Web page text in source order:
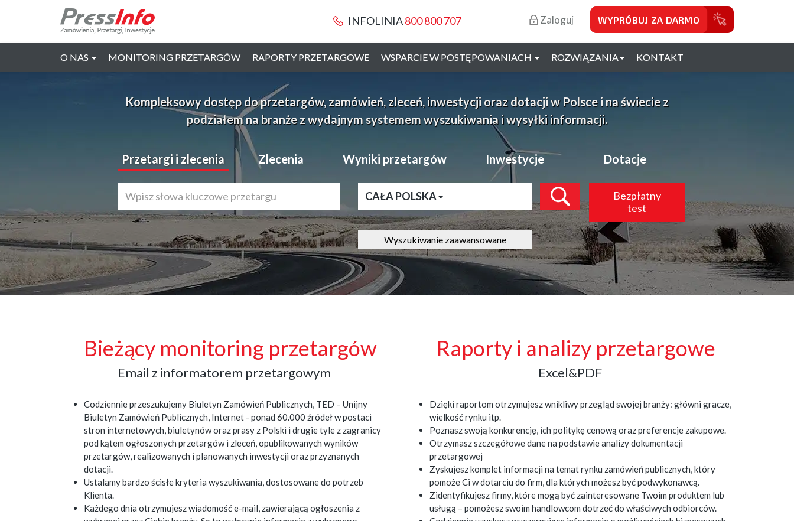
INFOLINIA800 800 707 Zaloguj WYPRÓBUJ ZA DARMO
O NAS MONITORING PRZETARGÓW RAPORTY PRZETARGOWE WSPARCIE W POSTĘPOWANIACH ROZWIĄZANIA KONTAKT
Kompleksowy dostęp do przetargów, zamówień, zleceń, inwestycji oraz dotacji w Polsce i na świecie z
podziałem na branże z wydajnym systemem wyszukiwania i wysyłki informacji.
Przetargi i zlecenia Zlecenia Wyniki przetargów Inwestycje Dotacje
CAŁA POLSKA
Bezpłatny
test
Wyszukiwanie zaawansowane
Bieżący monitoring przetargów
Email z informatorem przetargowym
Codziennie przeszukujemy Biuletyn Zamówień Publicznych, TED – Unijny
Biuletyn Zamówień Publicznych, Internet - ponad 60.000 źródeł w postaci
stron internetowych, biuletynów oraz prasy z Polski i drugie tyle z zagranicy
pod kątem ogłoszonych przetargów i zleceń, opublikowanych wyników
przetargów, realizowanych i planowanych inwestycji oraz przyznanych
dotacji.
Ustalamy bardzo ścisłe kryteria wyszukiwania, dostosowane do potrzeb
Klienta.
Każdego dnia otrzymujesz wiadomość e-mail, zawierającą ogłoszenia z
Raporty i analizy przetargowe
Excel&PDF
Dzięki raportom otrzymujesz wnikliwy przegląd swojej branży: główni gracze,
wielkość rynku itp.
Poznasz swoją konkurencję, ich politykę cenową oraz preferencje zakupowe.
Otrzymasz szczegółowe dane na podstawie analizy dokumentacji
przetargowej
Zyskujesz komplet informacji na temat rynku zamówień publicznych, który
pomoże Ci w dotarciu do firm, dla których możesz być podwykonawcą.
Zidentyfikujesz firmy, które mogą być zainteresowane Twoim produktem lub
usługą – pomożesz swoim handlowcom dotrzeć do właściwych odbiorców.